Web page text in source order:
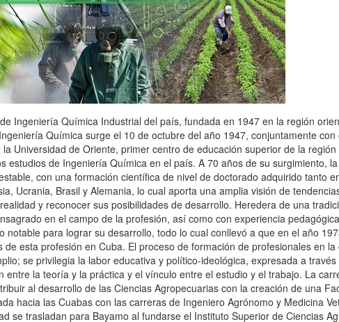
Ingeniería Química Industrial del país, fundada en 1947 en la región
Química surge el 10 de octubre del año 1947, conjuntamente
Universidad de Oriente, primer centro de educación superior de la
estudios de Ingeniería Química en el país. A 70 años de su surgimiento,
con una formación científica de nivel de doctorado adquirido tanto
Ucrania, Brasil y Alemania, lo cual aporta una amplia visión de
y reconocer sus posibilidades de desarrollo. Heredera de una
en el campo de la profesión, así como con experiencia
notable para lograr su desarrollo, todo lo cual conllevó a que en el año
de esta profesión en Cuba. El proceso de formación de profesionales en
se privilegia la labor educativa y político-ideológica, expresada a
entre la teoría y la práctica y el vínculo entre el estudio y el trabajo. La
al desarrollo de las Ciencias Agropecuarias con la creación de una
hacia las Cuabas con las carreras de Ingeniero Agrónomo y Medicina
se trasladan para Bayamo al fundarse el Instituto Superior de Ciencias